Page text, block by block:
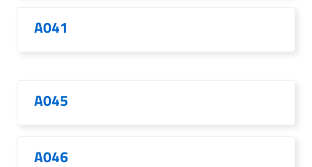
A041
A045
A046